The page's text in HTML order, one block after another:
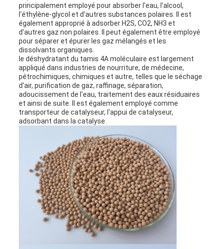
UN DEVIS
PLAN
SITE
PRIVACY
principalement employé pour absorber l'eau, l'alcool,
l'éthylène-glycol et d'autres substances polaires. Il est
également approprié à adsorber H2S, CO2, NH3 et
d'autres gaz non polaires. Il peut également être employé
pour séparer et épurer les gaz mélangés et les
dissolvants organiques.
le déshydratant du tamis 4A moléculaire est largement
appliqué dans industries de nourriture, de médecine,
pétrochimiques, chimiques et autre, telles que le séchage
d'air, purification de gaz, raffinage, séparation,
adoucissement de l'eau, traitement des eaux résiduaires
et ainsi de suite. Il est également employé comme
transporteur de catalyseur, l'appui de catalyseur,
adsorbant dans la catalyse.